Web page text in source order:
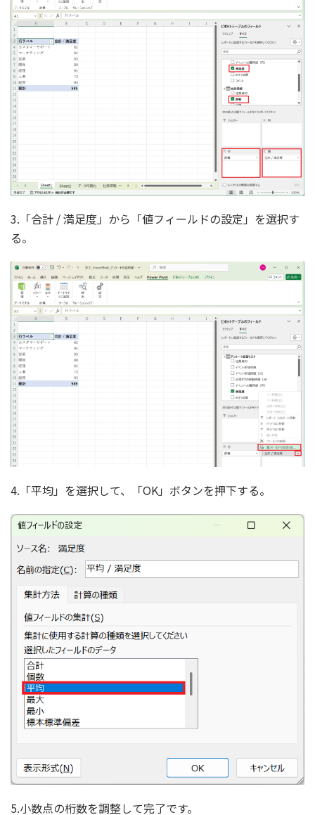
3.「合計 / 満足度」から「値フィールドの設定」を選択す
る。
4.「平均」を選択して、「OK」ボタンを押下する。
5.小数点の桁数を調整して完了です。